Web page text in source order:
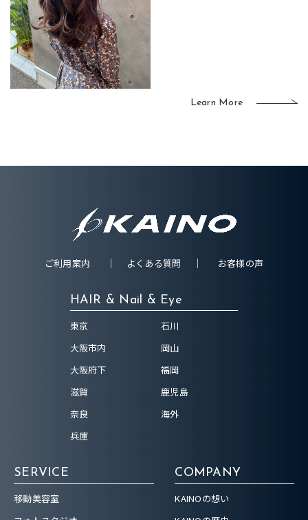
Learn More
ご利用案内 よくある質問 お客様の声
HAIR & Nail & Eye
東京
大阪市内
大阪府下
滋賀
奈良
兵庫
石川
岡山
福岡
鹿児島
海外
SERVICE
移動美容室
COMPANY
KAINOの想い